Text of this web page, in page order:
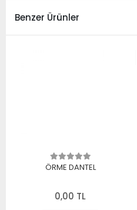
Benzer Ürünler
ÖRME DANTEL
0,00 TL